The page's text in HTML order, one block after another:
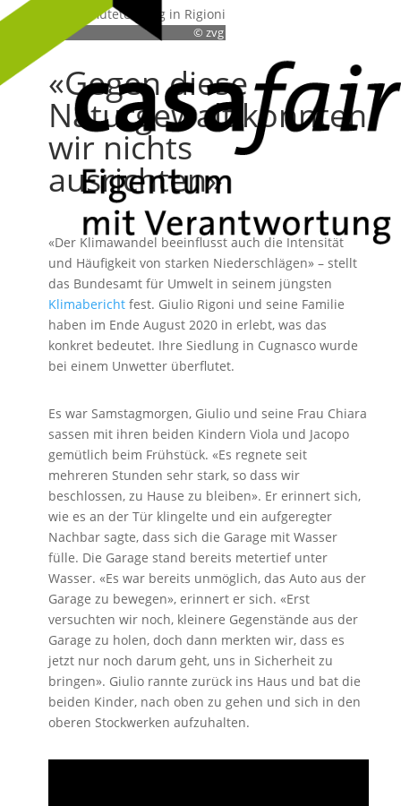
© zvg
«Gegen diese
Naturgewalt konnten
wir nichts
ausrichten»
«Der Klimawandel beeinflusst auch die Intensität
und Häufigkeit von starken Niederschlägen» – stellt
das Bundesamt für Umwelt in seinem jüngsten
Klimabericht fest. Giulio Rigoni und seine Familie
haben im Ende August 2020 in erlebt, was das
konkret bedeutet. Ihre Siedlung in Cugnasco wurde
bei einem Unwetter überflutet.
Es war Samstagmorgen, Giulio und seine Frau Chiara
sassen mit ihren beiden Kindern Viola und Jacopo
gemütlich beim Frühstück. «Es regnete seit
mehreren Stunden sehr stark, so dass wir
beschlossen, zu Hause zu bleiben». Er erinnert sich,
wie es an der Tür klingelte und ein aufgeregter
Nachbar sagte, dass sich die Garage mit Wasser
fülle. Die Garage stand bereits metertief unter
Wasser. «Es war bereits unmöglich, das Auto aus der
Garage zu bewegen», erinnert er sich. «Erst
versuchten wir noch, kleinere Gegenstände aus der
Garage zu holen, doch dann merkten wir, dass es
jetzt nur noch darum geht, uns in Sicherheit zu
bringen». Giulio rannte zurück ins Haus und bat die
beiden Kinder, nach oben zu gehen und sich in den
oberen Stockwerken aufzuhalten.